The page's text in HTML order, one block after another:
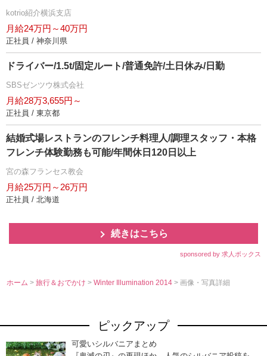
kotrio紹介横浜支店
月給24万円～40万円
正社員 / 神奈川県
ドライバー/1.5t/固定ルート/普通免許/土日休み/日勤
SBSゼンツウ株式会社
月給28万3,655円～
正社員 / 東京都
結婚式場レストランのフレンチ料理人/調理スタッフ・本格
フレンチ体験勤務も可能/年間休日120日以上
宮の森フランセス教会
月給25万円～26万円
正社員 / 北海道
続きはこちら
sponsored by 求人ボックス
ホーム >旅行＆おでかけ>Winter Illumination 2014> 画像・写真詳細
ピックアップ
可愛いシルバニアまとめ